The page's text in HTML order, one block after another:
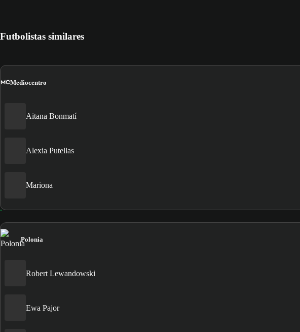
Futbolistas similares
MCMediocentro
Aitana Bonmatí
Alexia Putellas
Mariona
Polonia
Robert Lewandowski
Ewa Pajor